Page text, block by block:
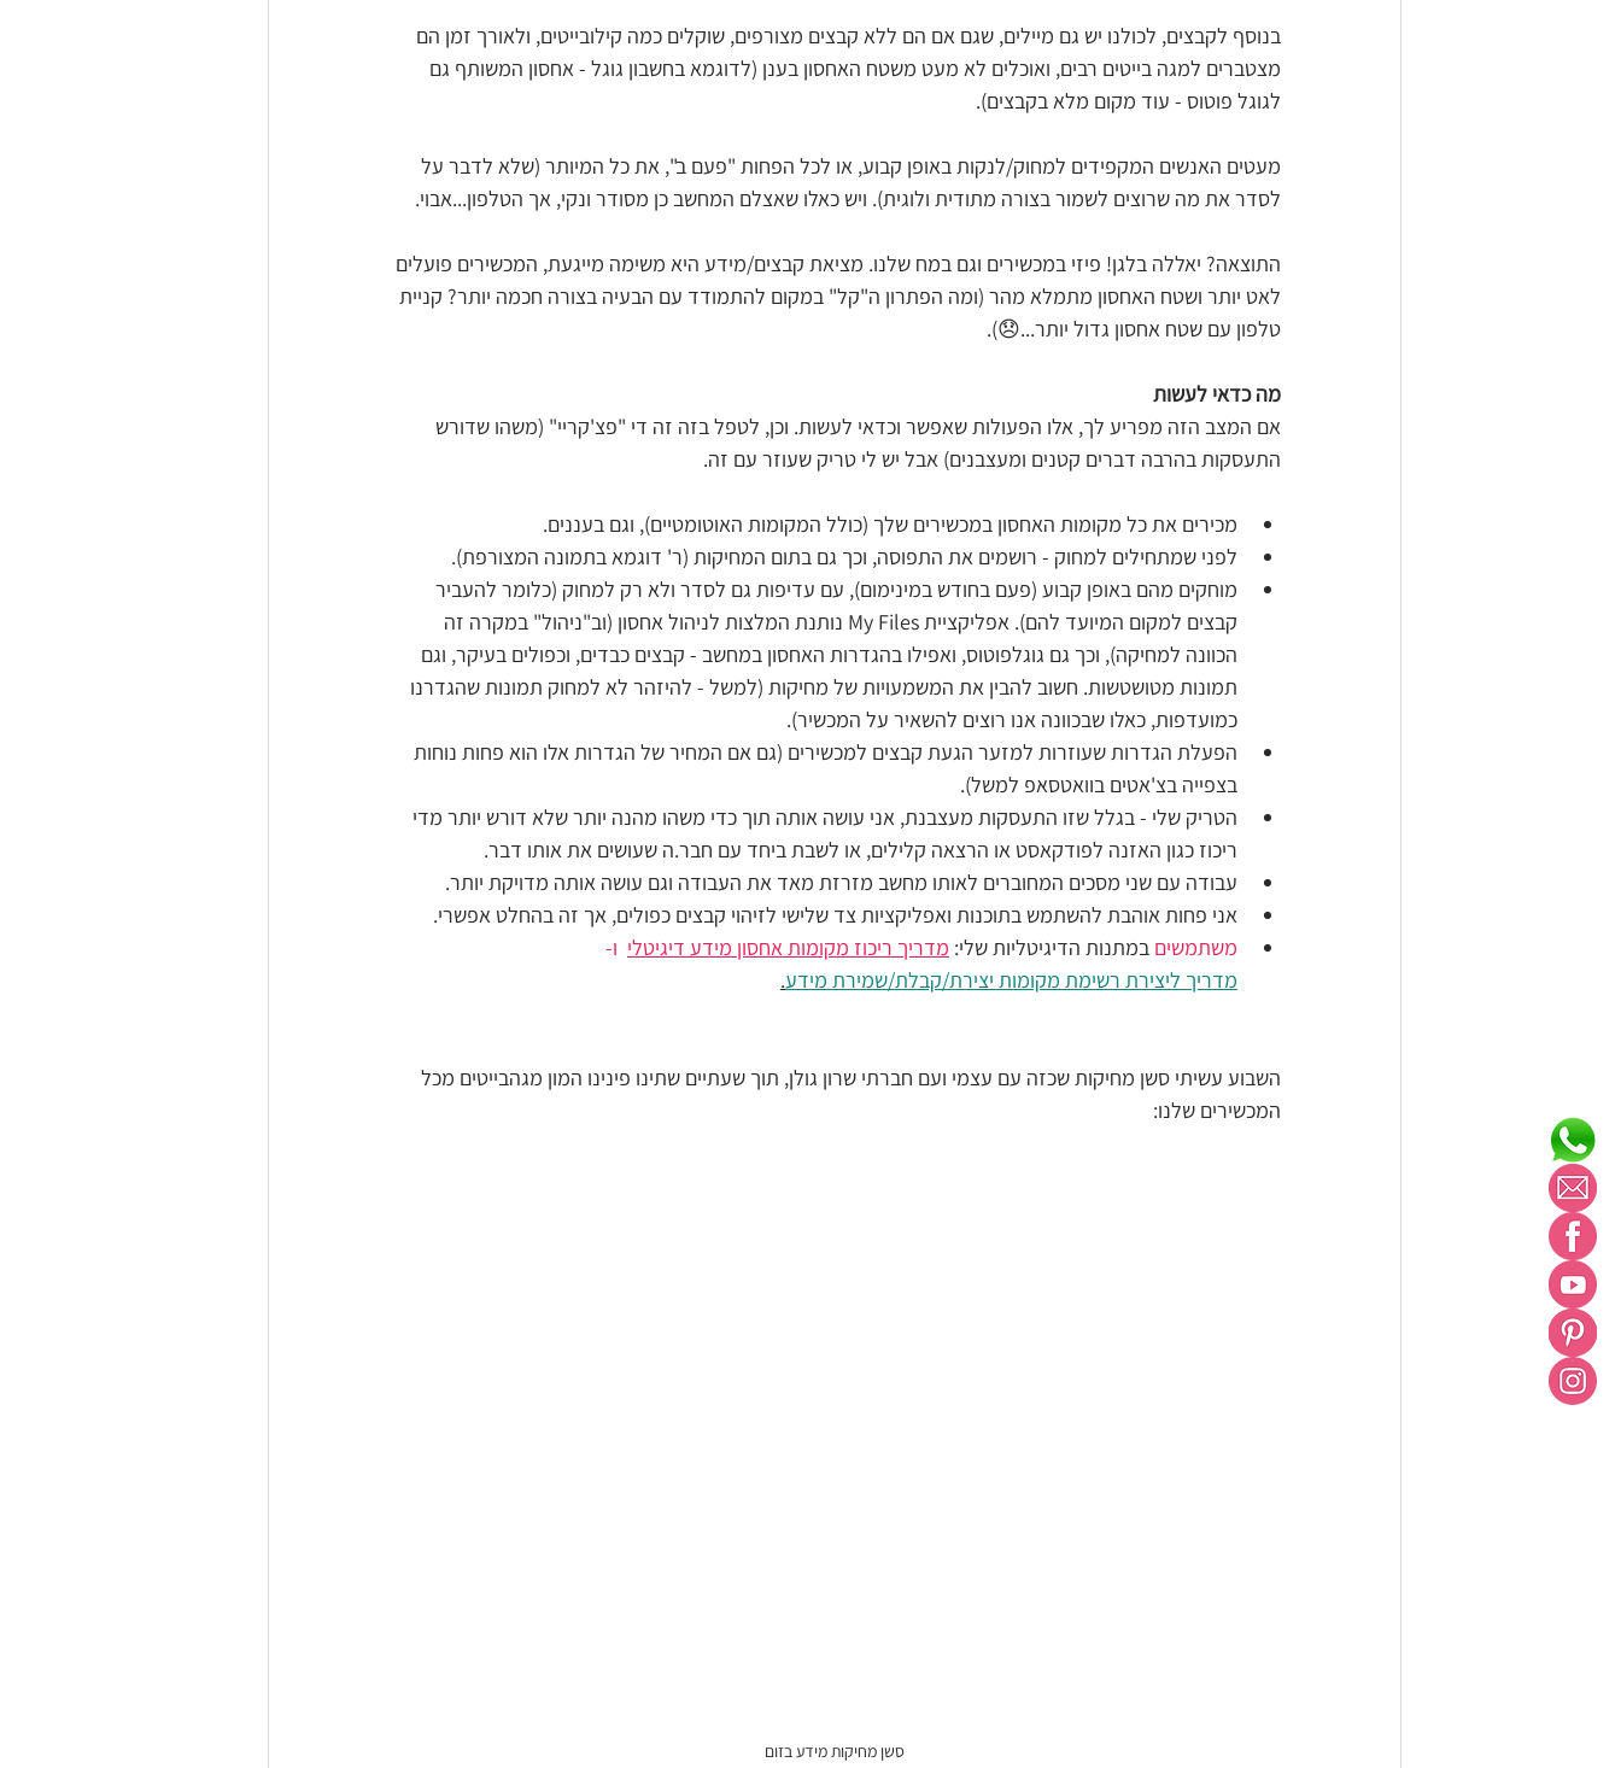
בנוסף לקבצים, לכולנו יש גם מיילים, שגם אם הם ללא קבצים מצורפים, שוקלים כמה קילובייטים, ולאורך זמן הם
מצטברים למגה בייטים רבים, ואוכלים לא מעט משטח האחסון בענן (לדוגמא בחשבון גוגל - אחסון המשותף גם
לגוגל פוטוס - עוד מקום מלא בקבצים).
מעטים האנשים המקפידים למחוק/לנקות באופן קבוע, או לכל הפחות "פעם ב", את כל המיותר (שלא לדבר על
לסדר את מה שרוצים לשמור בצורה מתודית ולוגית). ויש כאלו שאצלם המחשב כן מסודר ונקי, אך הטלפון...אבוי.
התוצאה? יאללה בלגן! פיזי במכשירים וגם במח שלנו. מציאת קבצים/מידע היא משימה מייגעת, המכשירים פועלים
לאט יותר ושטח האחסון מתמלא מהר (ומה הפתרון ה"קל" במקום להתמודד עם הבעיה בצורה חכמה יותר? קניית
טלפון עם שטח אחסון גדול יותר...😞).
מה כדאי לעשות
אם המצב הזה מפריע לך, אלו הפעולות שאפשר וכדאי לעשות. וכן, לטפל בזה זה די "פצ'קריי" (משהו שדורש
התעסקות בהרבה דברים קטנים ומעצבנים) אבל יש לי טריק שעוזר עם זה.
מכירים את כל מקומות האחסון במכשירים שלך (כולל המקומות האוטומטיים), וגם בעננים.
לפני שמתחילים למחוק - רושמים את התפוסה, וכך גם בתום המחיקות (ר' דוגמא בתמונה המצורפת).
מוחקים מהם באופן קבוע (פעם בחודש במינימום), עם עדיפות גם לסדר ולא רק למחוק (כלומר להעביר
קבצים למקום המיועד להם). אפליקציית My Files נותנת המלצות לניהול אחסון (וב"ניהול" במקרה זה
הכוונה למחיקה), וכך גם גוגלפוטוס, ואפילו בהגדרות האחסון במחשב - קבצים כבדים, וכפולים בעיקר, וגם
תמונות מטושטשות. חשוב להבין את המשמעויות של מחיקות (למשל - להיזהר לא למחוק תמונות שהגדרנו
כמועדפות, כאלו שבכוונה אנו רוצים להשאיר על המכשיר).
הפעלת הגדרות שעוזרות למזער הגעת קבצים למכשירים (גם אם המחיר של הגדרות אלו הוא פחות נוחות
בצפייה בצ'אטים בוואטסאפ למשל).
הטריק שלי - בגלל שזו התעסקות מעצבנת, אני עושה אותה תוך כדי משהו מהנה יותר שלא דורש יותר מדי
ריכוז כגון האזנה לפודקאסט או הרצאה קלילים, או לשבת ביחד עם חבר.ה שעושים את אותו דבר.
עבודה עם שני מסכים המחוברים לאותו מחשב מזרזת מאד את העבודה וגם עושה אותה מדויקת יותר.
אני פחות אוהבת להשתמש בתוכנות ואפליקציות צד שלישי לזיהוי קבצים כפולים, אך זה בהחלט אפשרי.
משתמשים במתנות הדיגיטליות שלי: מדריך ריכוז מקומות אחסון מידע דיגיטלי
  ו-
מדריך ליצירת רשימת מקומות יצירת/קבלת/שמירת מידע.
השבוע עשיתי סשן מחיקות שכזה עם עצמי ועם חברתי שרון גולן, תוך שעתיים שתינו פינינו המון מגהבייטים מכל
המכשירים שלנו:
סשן מחיקות מידע בזום